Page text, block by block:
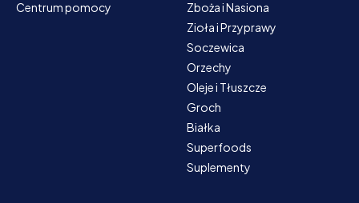
Centrum pomocy
Zboża i Nasiona
Zioła i Przyprawy
Soczewica
Orzechy
Oleje i Tłuszcze
Groch
Białka
Superfoods
Suplementy